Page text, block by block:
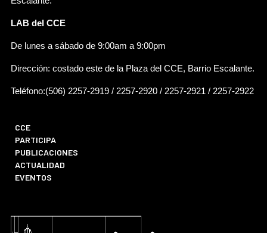
LAB del CCE
De lunes a sábado de 9:00am a 9:00pm
Dirección: costado este de la Plaza del CCE, Barrio Escalante.
Teléfono:(506) 2257-2919 / 2257-2920 / 2257-2921 / 2257-2922
CCE
PARTICIPA
PUBLICACIONES
ACTUALIDAD
EVENTOS